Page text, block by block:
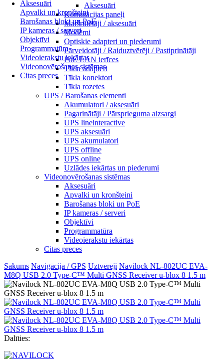
Aksesuāri
Apvalki un kronšteini
Barošanas bloki un PoE
IP kameras / serveri
Objektīvi
Programmatūra
Videoierakstu iekārtas
Videonovērošanas sistēmas
Citas preces
Aksesuāri
Komutācijas paneļi
Maršrutētāji / aksesuāri
Modēmi
Optiskie adapteri un piederumi
Pārveidotāji / Raiduztvērēji / Pastiprinātāji
PoE LAN ierīces
Tīkla adapteri
Tīkla konektori
Tīkla rozetes
UPS / Barošanas elementi
Akumulatori / aksesuāri
Pagarinātāji / Pārsprieguma aizsargi
UPS lineinteractive
UPS aksesuāri
UPS akumulatori
UPS offline
UPS online
Uzlādes iekārtas un piederumi
Videonovērošanas sistēmas
Aksesuāri
Apvalki un kronšteini
Barošanas bloki un PoE
IP kameras / serveri
Objektīvi
Programmatūra
Videoierakstu iekārtas
Citas preces
Sākums Navigācija / GPS Uztvērēji Navilock NL-802UC EVA-
M8Q USB 2.0 Type-C™ Multi GNSS Receiver u-blox 8 1.5 m
Dalīties: